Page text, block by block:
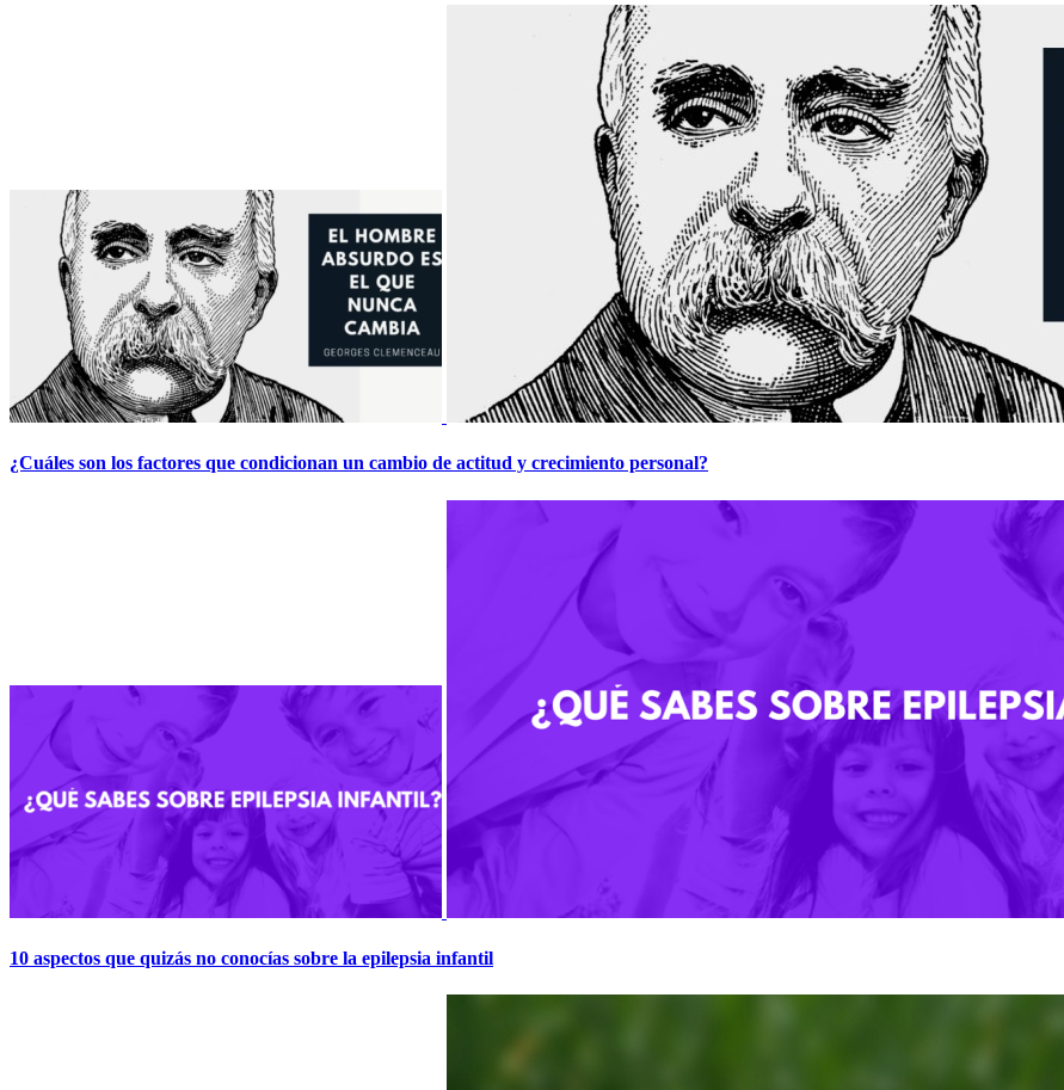
¿Cuáles son los factores que condicionan un cambio de actitud y crecimiento personal?
10 aspectos que quizás no conocías sobre la epilepsia infantil